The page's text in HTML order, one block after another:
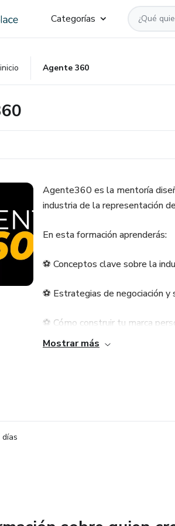
Categorías
Agente 360
Agente360 es la mentoría
industria de la representación
En esta formación aprenderás:
⚽ Conceptos clave sobre la
⚽ Estrategias de negociación
⚽ Cómo construir tu marca
Mostrar más